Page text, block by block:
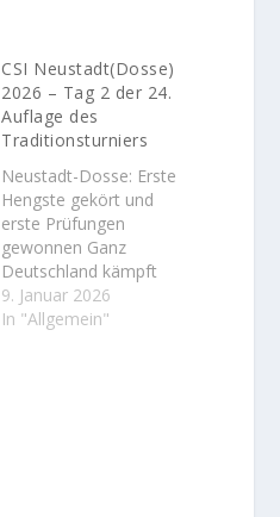
CSI Neustadt(Dosse)
2026 – Tag 2 der 24.
Auflage des
Traditionsturniers
Neustadt-Dosse: Erste
Hengste gekört und
erste Prüfungen
gewonnen Ganz
Deutschland kämpft
mit Schnee und Eis,
strengem Frost und
9. Januar 2026
In "Allgemein"